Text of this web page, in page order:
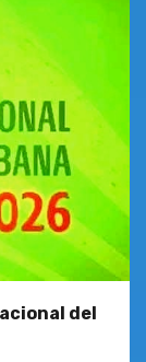
del